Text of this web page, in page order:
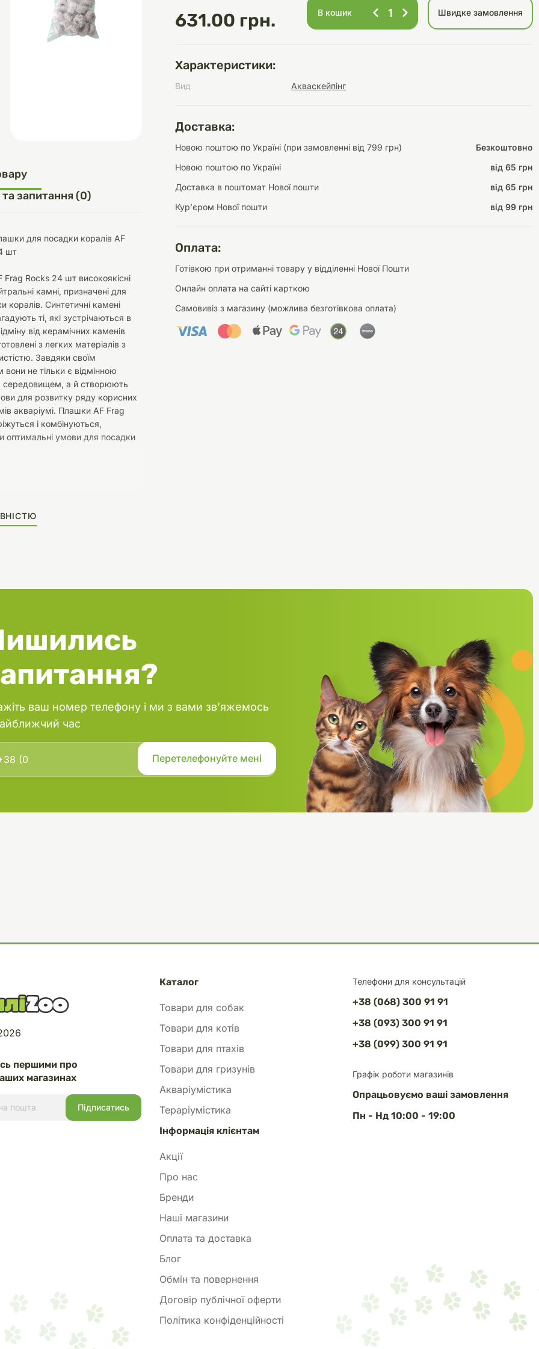
Домашній затишок
Переноски
Засоби для догляду
Інструменти для
догляду
Амуніція
Наповнювачі
Засоби для догляду
Аксесуари
631.00 грн. В кошик Швидке замовлення
Характеристики:
Вид Акваскейпінг
Доставка:
Новою поштою по Україні (при замовленні від 799 грн)
Безкоштовно
Новою поштою по Україні
від 65 грн
Доставка в поштомат Нової пошти
від 65 грн
Курʼєром Нової пошти
від 99 грн
Оплата:
Готівкою при отриманні товару у відділенні Нової Пошти
Онлайн оплата на сайті карткою
Самовивіз з магазину (можлива безготівкова оплата)
та запитання (0)
для посадки коралів AF
шт
Rocks 24 шт високоякісні
камні, призначені для
коралів. Синтетичні камені
ті, які зустрічаються в
від керамічних каменів
з легких матеріалів з
Завдяки своїм
вони не тільки є відмінною
середовищем, а й створюють
для розвитку ряду корисних
акваріумі. Плашки AF Frag
і комбінуються,
оптимальні умови для посадки
ваш номер телефону і ми з вами зв’яжемось
час
Телефони для консультацій
+38 (068) 300 91 91
+38 (093) 300 91 91
+38 (099) 300 91 91
Графік роботи магазинів
Опрацьовуємо ваші замовлення
Пн - Нд 10:00 - 19:00
першими про
магазинах
Каталог
Товари для собак
Товари для котів
Товари для птахів
Товари для гризунів
Акваріумістика
Тераріумістика
Інформація клієнтам
Акції
Про нас
Бренди
Наші магазини
Оплата та доставка
Блог
Обмін та повернення
Договір публічної оферти
Політика конфіденційності